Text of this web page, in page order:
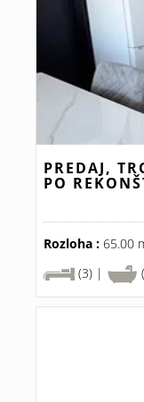
PREDAJ,
PO
Rozloha : 65.00
(3) |